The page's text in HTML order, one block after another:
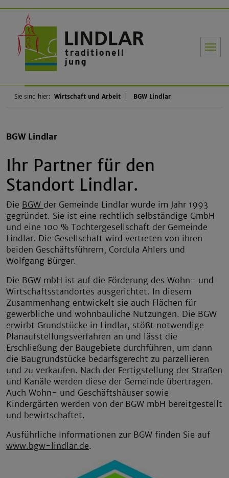
Sie sind hier: Wirtschaft und Arbeit BGW Lindlar
BGW Lindlar
Ihr Partner für den
Standort Lindlar.
Die BGW der Gemeinde Lindlar wurde im Jahr 1993
gegründet. Sie ist eine rechtlich selbständige GmbH
und eine 100 % Tochtergesellschaft der Gemeinde
Lindlar. Die Gesellschaft wird vertreten von ihren
beiden Geschäftsführern, Cordula Ahlers und
Wolfgang Bürger.
Die BGW mbH ist auf die Förderung des Wohn- und
Wirtschaftsstandortes ausgerichtet. In diesem
Zusammenhang entwickelt sie auch Flächen für
gewerbliche und wohnbauliche Nutzungen. Die BGW
erwirbt Grundstücke in Lindlar, stößt notwendige
Planaufstellungsverfahren an und lässt die
Erschließung der Baugebiete durchführen, um dann
die Baugrundstücke bedarfsgerecht zu parzellieren
und zu verkaufen. Nach der Fertigstellung der Straßen
und Kanäle werden diese der Gemeinde übertragen.
Auch Wohn- und Geschäftshäuser sowie
Kindergärten werden von der BGW mbH bereitgestellt
und bewirtschaftet.
Ausführliche Informationen zur BGW finden Sie auf
www.bgw-lindlar.de.